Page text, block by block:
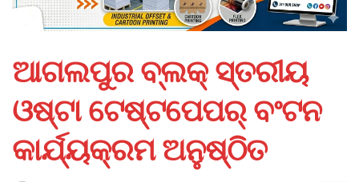
ଆଗଲପୁର ବ୍ଲକ୍‌ ସ୍ତରୀୟ
ଓଷ୍ଟା ଟେଷ୍ଟପେପର୍‌ ବଂଟନ
କାର୍ଯ୍ୟକ୍ରମ ଅନୁଷ୍ଠିତ